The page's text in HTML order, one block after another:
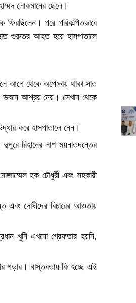
লোকমানের ছেলে।
ফিরছিলেন। পরে পরিকল্পিতভাবে
গুরুতর আহত হয়ে হাসপাতালে
আগে থেকে অপেক্ষায় থাকা সাত
ভবনে আশ্রয় নেয়। সেখান থেকে
করে হাসপাতালে নেন।
রিহানের লাশ ময়নাতদন্তের
হক চৌধুরী এবং সহকারী
এবং দোষীদের বিচারের আওতায়
খুনি এখনো গ্রেফতার হয়নি,
গড়ার। বাস্তবতায় কি হচ্ছে এই